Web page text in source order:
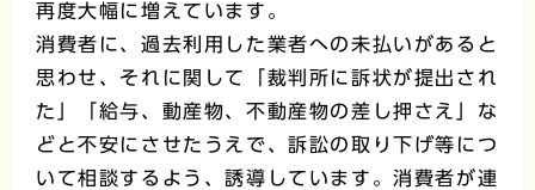
再度大幅に増えています。
消費者に、過去利用した業者への未払いがあると
思わせ、それに関して「裁判所に訴状が提出され
た」「給与、動産物、不動産物の差し押さえ」な
どと不安にさせたうえで、訴訟の取り下げ等につ
いて相談するよう、誘導しています。消費者が連